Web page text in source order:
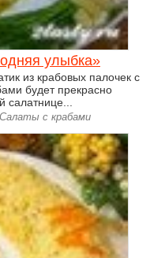
улыбка»
из крабовых палочек с
будет прекрасно
салатнице...
с крабами